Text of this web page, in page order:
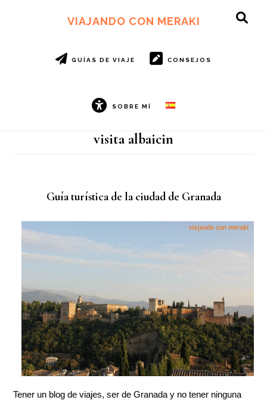
VIAJANDO CON MERAKI
GUÍAS DE VIAJE CONSEJOS
SOBRE MÍ
visita albaicin
Guía turística de la ciudad de Granada
Tener un blog de viajes, ser de Granada y no tener ninguna